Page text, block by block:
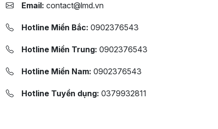
Email: contact@lmd.vn
Hotline Miền Bắc: 0902376543
Hotline Miền Trung: 0902376543
Hotline Miền Nam: 0902376543
Hotline Tuyển dụng: 0379932811